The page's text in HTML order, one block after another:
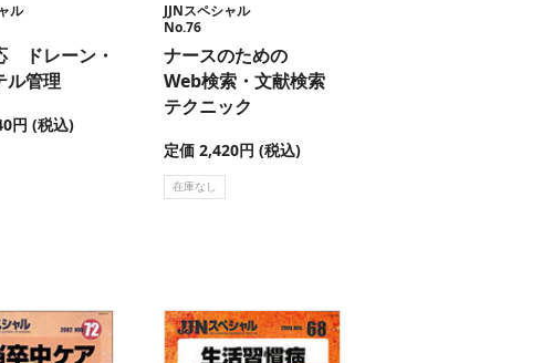
ル
ドレーン・
ル管理
円 (税込)
JJNスペシャル
No.76
ナースのための
Web検索・文献検索
テクニック
定価 2,420円 (税込)
在庫なし